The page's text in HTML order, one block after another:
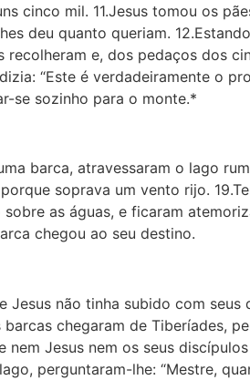
cinco mil. 11.Jesus tomou os
deu quanto queriam.
recolhe­ram e, dos pedaços dos
“Este é verdadeiramente o
se sozinho para o monte.*
barca, atravessaram o lago
soprava um vento rijo.
as águas, e ficaram
chegou ao seu destino.
não tinha subido com seus
chegaram de Tiberíades,
Jesus nem os seus
perguntaram-lhe: “Mestre,